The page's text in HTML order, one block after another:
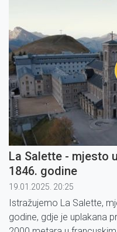
La Salette - mjesto
1846. godine
19.01.2025. 20:25
Istražujemo La Salette,
godine, gdje je uplakana